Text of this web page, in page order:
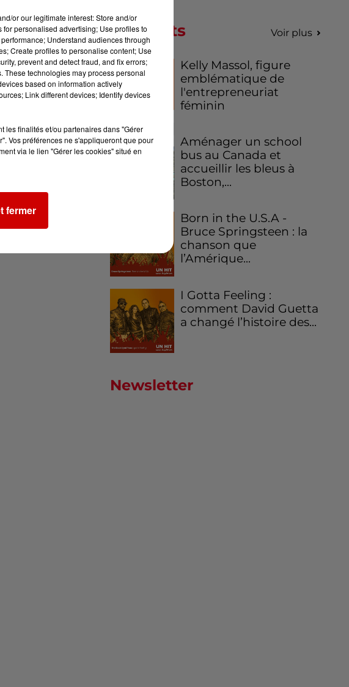
des
En
élèves tirent la
la concentration
Podcasts Voir plus
Kelly Massol, figure
emblématique de
l'entrepreneuriat
féminin
Aménager un school
bus au Canada et
accueillir les bleus à
Boston,...
Born in the U.S.A -
Bruce Springsteen : la
chanson que
l’Amérique...
I Gotta Feeling :
comment David Guetta
a changé l’histoire des...
Newsletter
or our legitimate interest: Store and/or
personalised advertising; Use profiles to
Understand audiences through
Create profiles to personalise content; Use
prevent and detect fraud, and fix errors;
These technologies may process personal
based on information actively
Link different devices; Identify devices
les finalités et/ou partenaires dans "Gérer
Vos préférences ne s'appliqueront que pour
via le lien "Gérer les cookies" situé en
fermer